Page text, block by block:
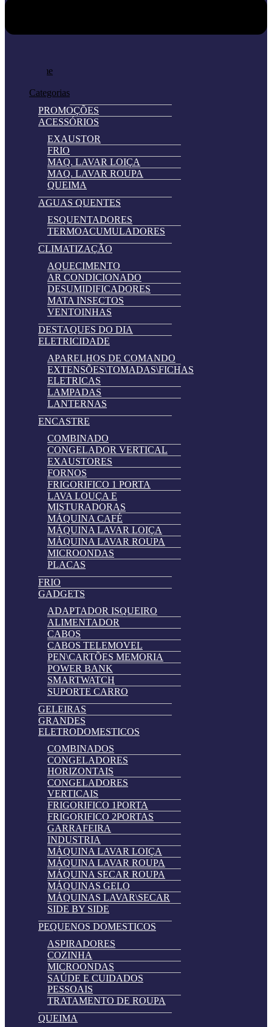
Home
Categorias
PROMOÇÕES
ACESSÓRIOS
EXAUSTOR
FRIO
MAQ. LAVAR LOIÇA
MAQ. LAVAR ROUPA
QUEIMA
AGUAS QUENTES
ESQUENTADORES
TERMOACUMULADORES
CLIMATIZAÇÃO
AQUECIMENTO
AR CONDICIONADO
DESUMIDIFICADORES
MATA INSECTOS
VENTOINHAS
DESTAQUES DO DIA
ELETRICIDADE
APARELHOS DE COMANDO
EXTENSÕES\TOMADAS\FICHAS
ELETRICAS
LAMPADAS
LANTERNAS
ENCASTRE
COMBINADO
CONGELADOR VERTICAL
EXAUSTORES
FORNOS
FRIGORIFICO 1 PORTA
LAVA LOUÇA E
MISTURADORAS
MÁQUINA CAFÉ
MÁQUINA LAVAR LOIÇA
MÁQUINA LAVAR ROUPA
MICROONDAS
PLACAS
FRIO
GADGETS
ADAPTADOR ISQUEIRO
ALIMENTADOR
CABOS
CABOS TELEMOVEL
PEN\CARTÕES MEMORIA
POWER BANK
SMARTWATCH
SUPORTE CARRO
GELEIRAS
GRANDES
ELETRODOMESTICOS
COMBINADOS
CONGELADORES
HORIZONTAIS
CONGELADORES
VERTICAIS
FRIGORIFICO 1PORTA
FRIGORIFICO 2PORTAS
GARRAFEIRA
INDUSTRIA
MÁQUINA LAVAR LOIÇA
MÁQUINA LAVAR ROUPA
MÁQUINA SECAR ROUPA
MÁQUINAS GELO
MÁQUINAS LAVAR\SECAR
SIDE BY SIDE
PEQUENOS DOMESTICOS
ASPIRADORES
COZINHA
MICROONDAS
SAÚDE E CUIDADOS
PESSOAIS
TRATAMENTO DE ROUPA
QUEIMA